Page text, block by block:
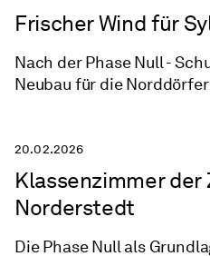
Frischer Wind für
Nach der Phase Null -
Neubau für die
20.02.2026
Klassenzimmer
Norderstedt
Die Phase Null als